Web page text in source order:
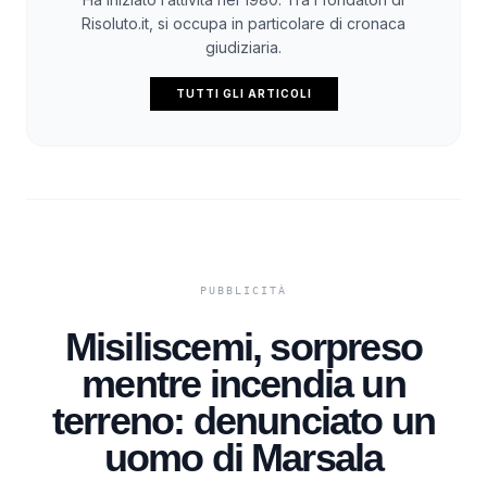
Risoluto.it, si occupa in particolare di cronaca
giudiziaria.
TUTTI GLI ARTICOLI
Misiliscemi, sorpreso
mentre incendia un
terreno: denunciato un
uomo di Marsala